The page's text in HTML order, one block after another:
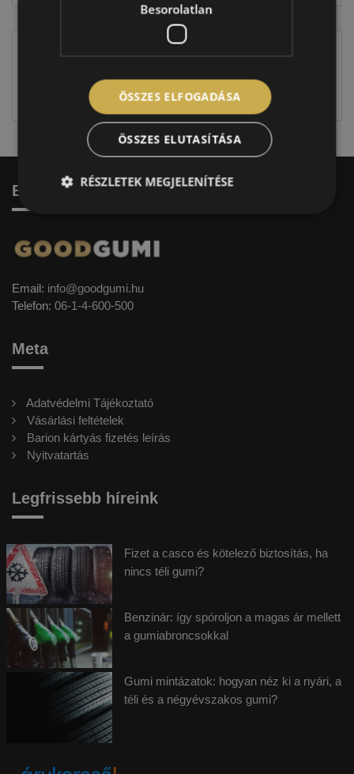
Figyelem a feltüntetett címke adatok tájékoztató
címkével ellátott abroncs kerül kiszállításra.
Elérhetőség
Email: info@goodgumi.hu
Telefon: 06-1-4-600-500
Meta
Adatvédelmi Tájékoztató
Vásárlási feltételek
Barion kártyás fizetés leírás
Nyitvatartás
Legfrissebb híreink
Fizet a casco és kötelező biztosítás, ha
nincs téli gumi?
Benzinár: így spóroljon a magas ár mellett
a gumiabroncsokkal
Gumi mintázatok: hogyan néz ki a nyári, a
téli és a négyévszakos gumi?
Besorolatlan
ÖSSZES ELFOGADÁSA
ÖSSZES ELUTASÍTÁSA
RÉSZLETEK MEGJELENÍTÉSE